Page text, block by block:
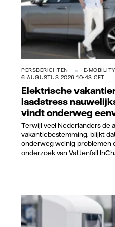
PERSBERICHTEN
E-MOBILITY
6 AUGUSTUS 2026 10:43 CET
Elektrische
laadstress
vindt onderweg
Terwijl veel Nederlanders de
vakantiebestemming, blijkt
onderweg weinig problemen
onderzoek van Vattenfall
Vattenfall/Jorrit